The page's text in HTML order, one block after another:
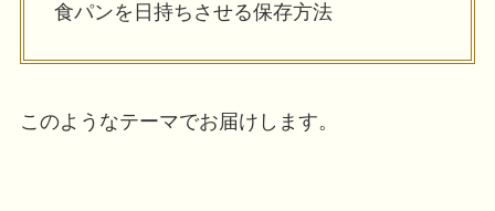
食パンを日持ちさせる保存方法
このようなテーマでお届けします。